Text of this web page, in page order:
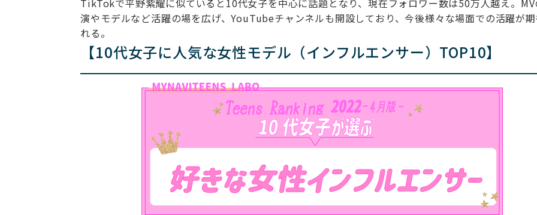
TikTokで平野紫耀に似ていると10代女子を中心に話題となり、現在フォロワー数は50万人越え。MV
演やモデルなど活躍の場を広げ、YouTubeチャンネルも開設しており、今後様々な場面での活躍が
れる。
【10代女子に人気な女性モデル（インフルエンサー）TOP10】